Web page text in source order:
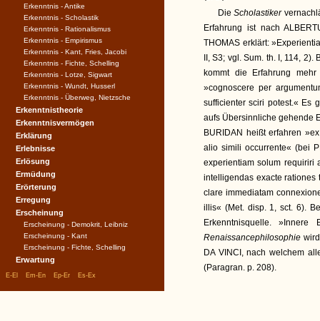
DieScholastiker
Erfahrung ist nach
THOMAS erklärt:
II, S3; vgl. Sum. th. I, 114,
kommt die Erfahrung
»cognoscere per
sufficienter sciri potest.« Es
aufs Übersinnliche gehende
BURIDAN heißt erfahren
alio simili occurrente« (bei
experientiam solum requiriri
intelligendas exacte rationes
clare immediatam
illis« (Met. disp. 1, sct. 6).
Erkenntnisquelle.
Renaissancephilosophie
DA VINCI, nach welchem
(Paragran. p. 208).
Erkenntnis - Antike
Erkenntnis - Scholastik
Erkenntnis - Rationalismus
Erkenntnis - Empirismus
Erkenntnis - Kant, Fries, Jacobi
Erkenntnis - Fichte, Schelling
Erkenntnis - Lotze, Sigwart
Erkenntnis - Wundt, Husserl
Erkenntnis - Überweg, Nietzsche
Erkenntnistheorie
Erkenntnisvermögen
Erklärung
Erlebnisse
Erlösung
Ermüdung
Erörterung
Erregung
Erscheinung
Erscheinung - Demokrit, Leibniz
Erscheinung - Kant
Erscheinung - Fichte, Schelling
Erwartung
E-El Em-En Ep-Er Es-Ex